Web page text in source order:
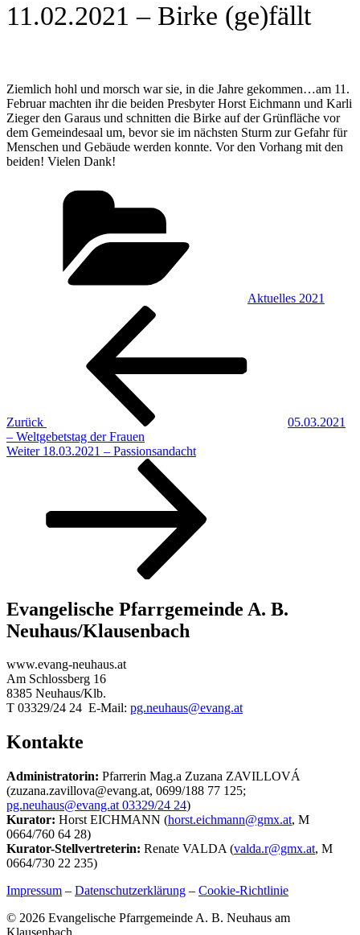
11.02.2021 – Birke (ge)fällt
Ziemlich hohl und morsch war sie, in die Jahre gekommen…am 11.
Februar machten ihr die beiden Presbyter Horst Eichmann und Karli
Zieger den Garaus und schnitten die Birke auf der Grünfläche vor
dem Gemeindesaal um, bevor sie im nächsten Sturm zur Gefahr für
Menschen und Gebäude werden konnte. Vor den Vorhang mit den
beiden! Vielen Dank!
Aktuelles 2021
Beitragsnavigation
Zurück
05.03.2021
– Weltgebetstag der Frauen
Nächster
Weiter 18.03.2021 – Passionsandacht
Evangelische Pfarrgemeinde A. B.
Neuhaus/Klausenbach
www.evang-neuhaus.at
Am Schlossberg 16
8385 Neuhaus/Klb.
T 03329/24 24 E-Mail: pg.neuhaus@evang.at
Kontakte
Administratorin: Pfarrerin Mag.a Zuzana ZAVILLOVÁ
(zuzana.zavillova@evang.at, 0699/188 77 125;
pg.neuhaus@evang.at 03329/24 24)
Kurator: Horst EICHMANN (horst.eichmann@gmx.at, M
0664/760 64 28)
Kurator-Stellvertreterin: Renate VALDA (valda.r@gmx.at, M
0664/730 22 235)
Impressum – Datenschutzerklärung – Cookie-Richtlinie
© 2026 Evangelische Pfarrgemeinde A. B. Neuhaus am